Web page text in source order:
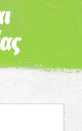
δικαιώματα Όροι